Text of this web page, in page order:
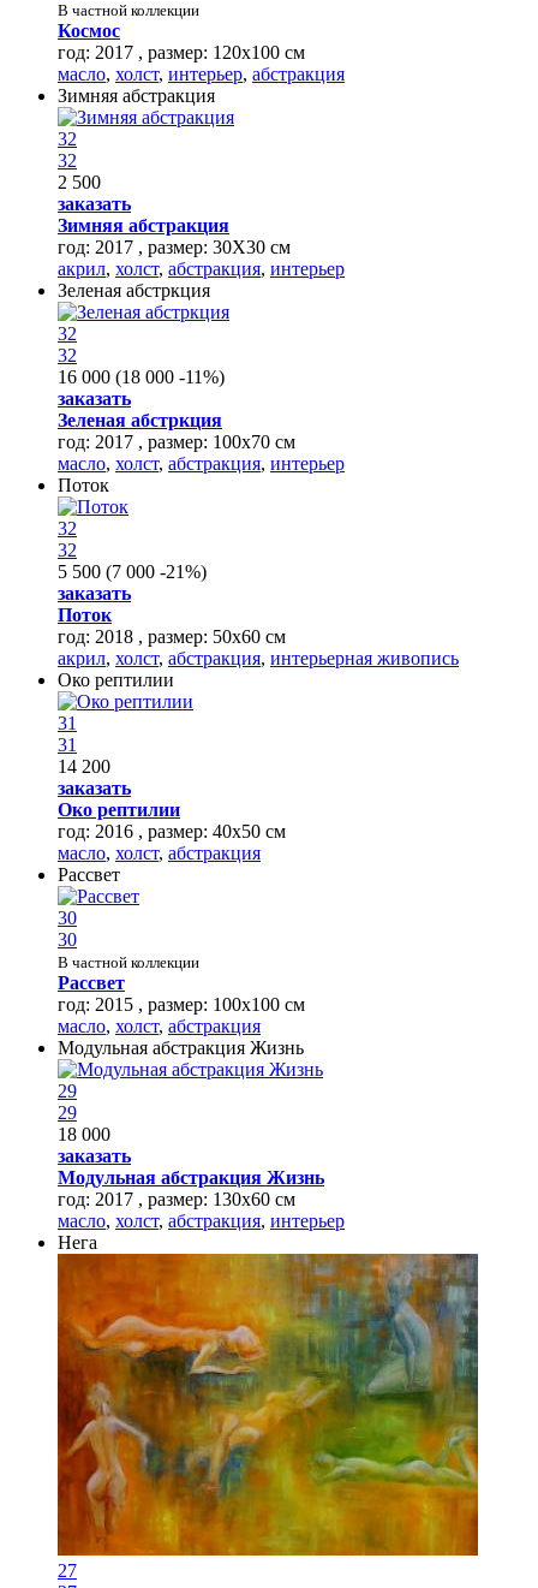
В частной коллекции
Космос
год: 2017 , размер: 120х100 см
масло, холст, интерьер, абстракция
Зимняя абстракция
32
32
2 500
заказать
Зимняя абстракция
год: 2017 , размер: 30Х30 см
акрил, холст, абстракция, интерьер
Зеленая абстркция
32
32
16 000 (18 000 -11%)
заказать
Зеленая абстркция
год: 2017 , размер: 100х70 см
масло, холст, абстракция, интерьер
Поток
32
32
5 500 (7 000 -21%)
заказать
Поток
год: 2018 , размер: 50х60 см
акрил, холст, абстракция, интерьерная живопись
Око рептилии
31
31
14 200
заказать
Око рептилии
год: 2016 , размер: 40х50 см
масло, холст, абстракция
Рассвет
30
30
В частной коллекции
Рассвет
год: 2015 , размер: 100x100 см
масло, холст, абстракция
Модульная абстракция Жизнь
29
29
18 000
заказать
Модульная абстракция Жизнь
год: 2017 , размер: 130х60 см
масло, холст, абстракция, интерьер
Нега
27